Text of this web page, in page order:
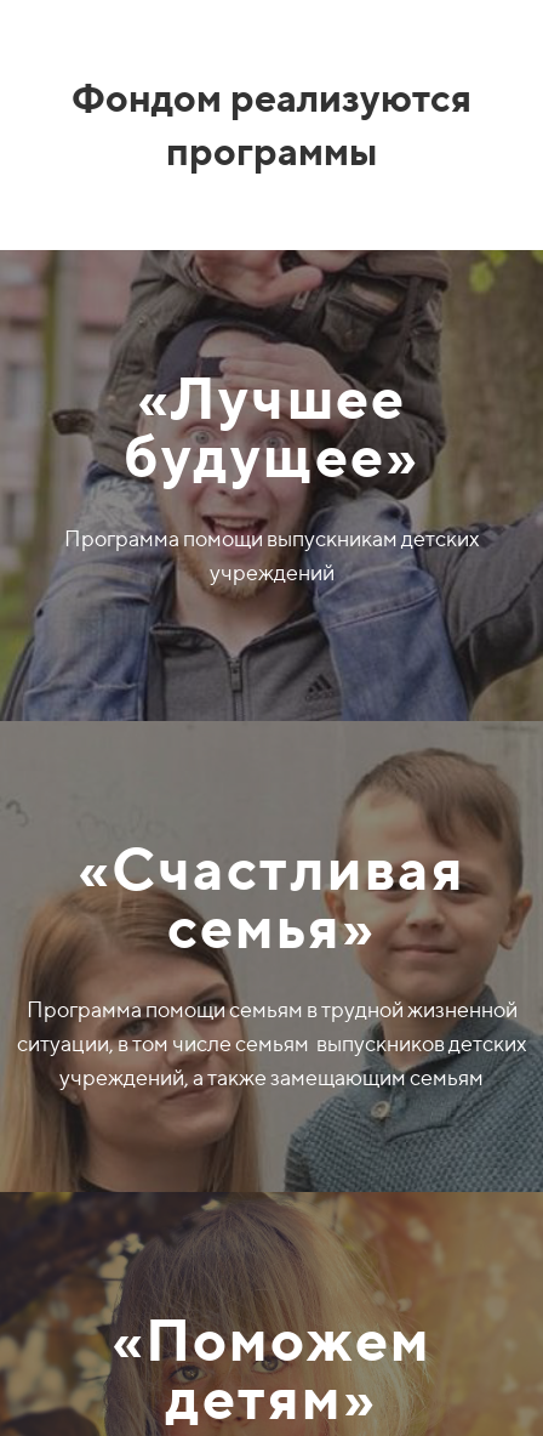
Фондом реализуются
программы
«Лучшее
будущее»
Программа помощи выпускникам детских
учреждений
«Счастливая
семья»
Программа помощи семьям в трудной жизненной
ситуации, в том числе семьям выпускников детских
учреждений, а также замещающим семьям
«Поможем
детям»